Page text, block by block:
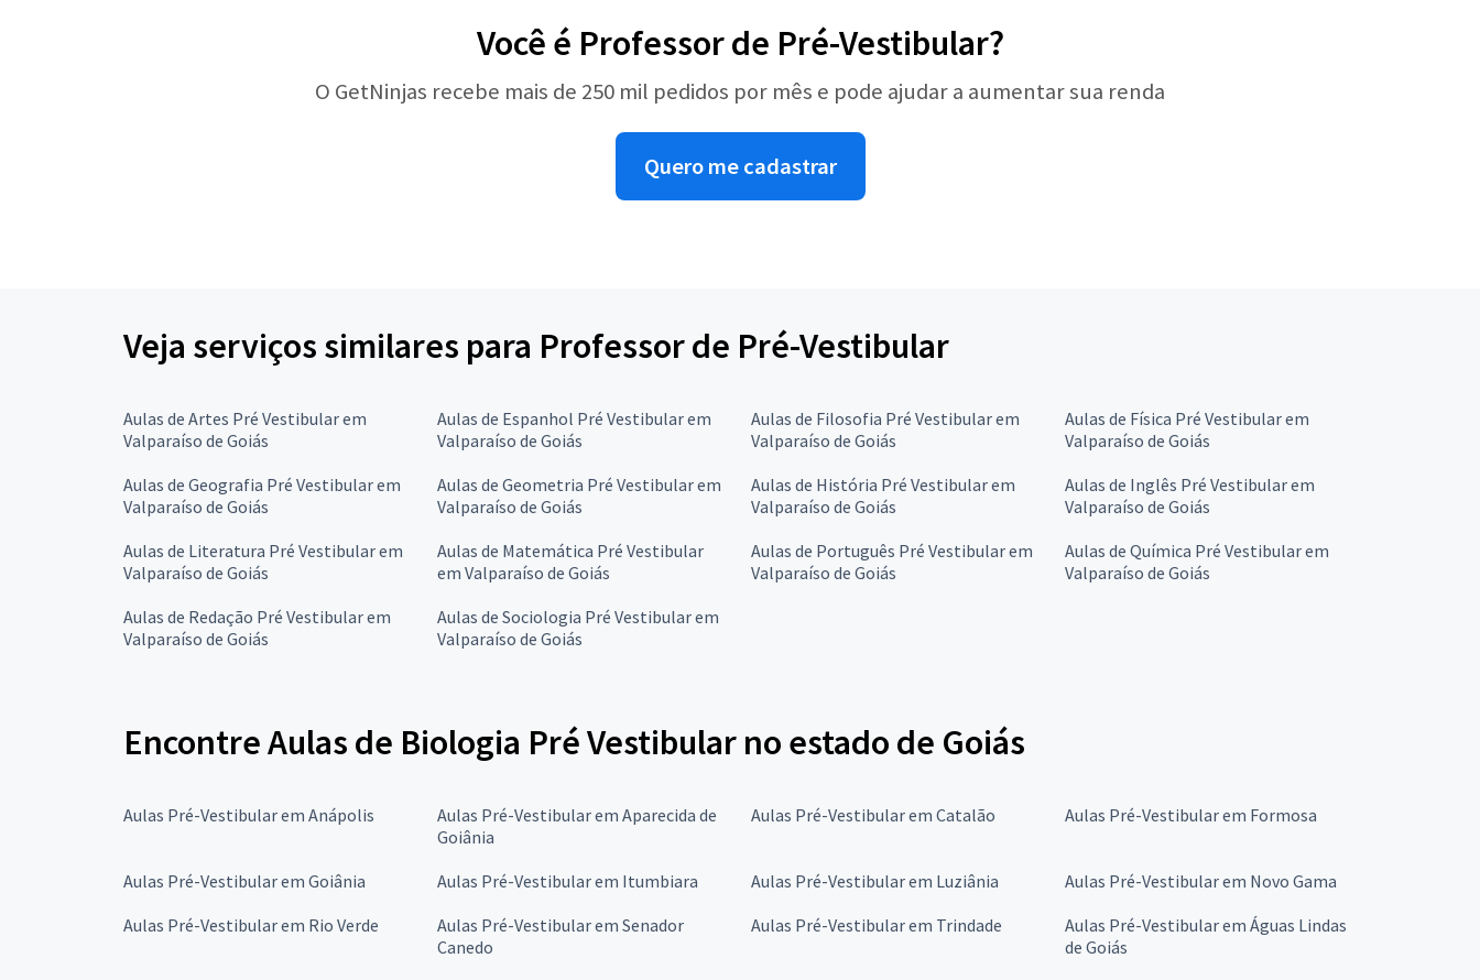
Você é Professor de Pré-Vestibular?
O GetNinjas recebe mais de 250 mil pedidos por mês e pode ajudar a aumentar sua renda
Quero me cadastrar
Veja serviços similares para Professor de Pré-Vestibular
Aulas de Artes Pré Vestibular em
Valparaíso de Goiás
Aulas de Espanhol Pré Vestibular em
Valparaíso de Goiás
Aulas de Filosofia Pré Vestibular em
Valparaíso de Goiás
Aulas de Física Pré Vestibular em
Valparaíso de Goiás
Aulas de Geografia Pré Vestibular em
Valparaíso de Goiás
Aulas de Geometria Pré Vestibular em
Valparaíso de Goiás
Aulas de História Pré Vestibular em
Valparaíso de Goiás
Aulas de Inglês Pré Vestibular em
Valparaíso de Goiás
Aulas de Literatura Pré Vestibular em
Valparaíso de Goiás
Aulas de Matemática Pré Vestibular
em Valparaíso de Goiás
Aulas de Português Pré Vestibular em
Valparaíso de Goiás
Aulas de Química Pré Vestibular em
Valparaíso de Goiás
Aulas de Redação Pré Vestibular em
Valparaíso de Goiás
Aulas de Sociologia Pré Vestibular em
Valparaíso de Goiás
Encontre Aulas de Biologia Pré Vestibular no estado de Goiás
Aulas Pré-Vestibular em Anápolis
Aulas Pré-Vestibular em Aparecida de
Goiânia
Aulas Pré-Vestibular em Catalão Aulas Pré-Vestibular em Formosa
Aulas Pré-Vestibular em Goiânia Aulas Pré-Vestibular em Itumbiara Aulas Pré-Vestibular em Luziânia
Aulas Pré-Vestibular em Novo Gama
Aulas Pré-Vestibular em Rio Verde
Aulas Pré-Vestibular em Senador
Canedo
Aulas Pré-Vestibular em Trindade
Aulas Pré-Vestibular em Águas Lindas
de Goiás